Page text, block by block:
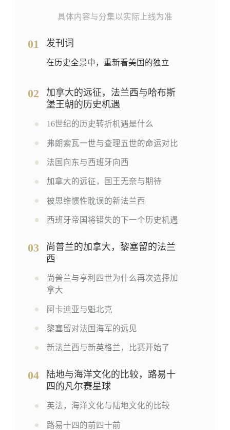
具体内容与分集以实际上线为准
01 发刊词
在历史全景中，重新看美国的独立
02
加拿大的远征，法兰西与哈布斯
堡王朝的历史机遇
16世纪的历史转折机遇是什么
弗朗索瓦一世与查理五世的命运对比
法国向东与西班牙向西
加拿大的远征，国王无奈与期待
被思维惯性耽误的新法兰西
西班牙帝国将错失的下一个历史机遇
03
尚普兰的加拿大，黎塞留的法兰
西
尚普兰与亨利四世为什么再次选择加
拿大
阿卡迪亚与魁北克
黎塞留对法国海军的远见
新法兰西与新英格兰，比赛开始了
04
陆地与海洋文化的比较，路易十
四的凡尔赛星球
英法，海洋文化与陆地文化的比较
路易十四的前四十前